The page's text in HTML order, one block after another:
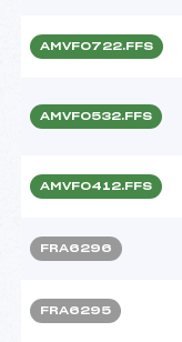
AMVF0722.FFS
AMVF0532.FFS
AMVF0412.FFS
FRA6296
FRA6295